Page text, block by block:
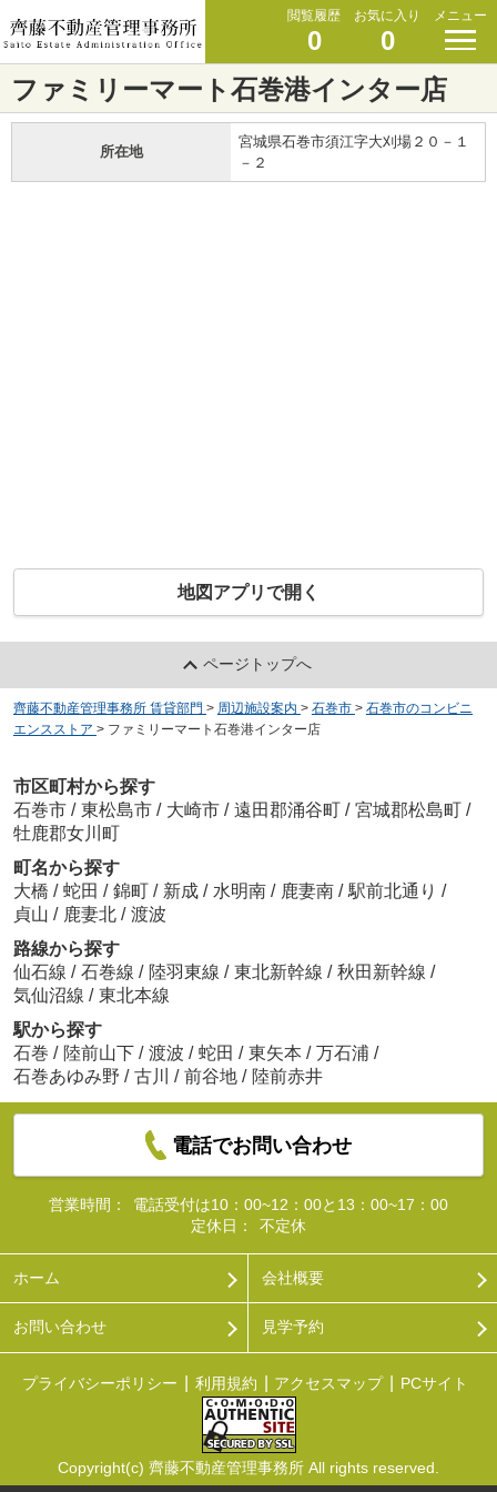
閲覧履歴
0
お気に入り
0
メニュー
ファミリーマート石巻港インター店
所在地
宮城県石巻市須江字大刈場２０－１
－２
地図アプリで開く
ページトップへ
齊藤不動産管理事務所 賃貸部門 > 周辺施設案内 > 石巻市 > 石巻市のコンビニ
エンスストア > ファミリーマート石巻港インター店
市区町村から探す
石巻市 / 東松島市 / 大崎市 / 遠田郡涌谷町 / 宮城郡松島町 /
牡鹿郡女川町
町名から探す
大橋 / 蛇田 / 錦町 / 新成 / 水明南 / 鹿妻南 / 駅前北通り /
貞山 / 鹿妻北 / 渡波
路線から探す
仙石線 / 石巻線 / 陸羽東線 / 東北新幹線 / 秋田新幹線 /
気仙沼線 / 東北本線
駅から探す
石巻 / 陸前山下 / 渡波 / 蛇田 / 東矢本 / 万石浦 /
石巻あゆみ野 / 古川 / 前谷地 / 陸前赤井
電話でお問い合わせ
営業時間：
電話受付は10：00~12：00と13：00~17：00
定休日：
不定休
ホーム 会社概要
お問い合わせ 見学予約
プライバシーポリシー 利用規約 アクセスマップ PCサイト
Copyright(c) 齊藤不動産管理事務所 All rights reserved.